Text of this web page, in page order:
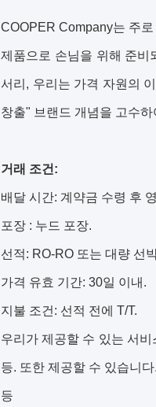
COOPER Company는 주
제품으로 손님을 위해 준비
서리, 우리는 가격 자원의
창출" 브랜드 개념을 고수
거래 조건:
배달 시간: 계약금 수령 후
포장 : 누드 포장.
선적: RO-RO 또는 대량 선
가격 유효 기간: 30일 이내.
지불 조건: 선적 전에 T/T.
우리가 제공할 수 있는 서
등. 또한 제공할 수 있습니다.
등